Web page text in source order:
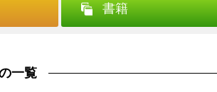
書籍
一覧